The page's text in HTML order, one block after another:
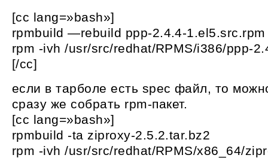
[cc lang=»bash»]
rpmbuild —rebuild ppp-2.4.4-1.el5.src.rpm
rpm -ivh /usr/src/redhat/RPMS/i386/ppp-
[/cc]
если в тарболе есть spec файл, то
сразу же собрать rpm-пакет.
[cc lang=»bash»]
rpmbuild -ta ziproxy-2.5.2.tar.bz2
rpm -ivh /usr/src/redhat/RPMS/x86_64/